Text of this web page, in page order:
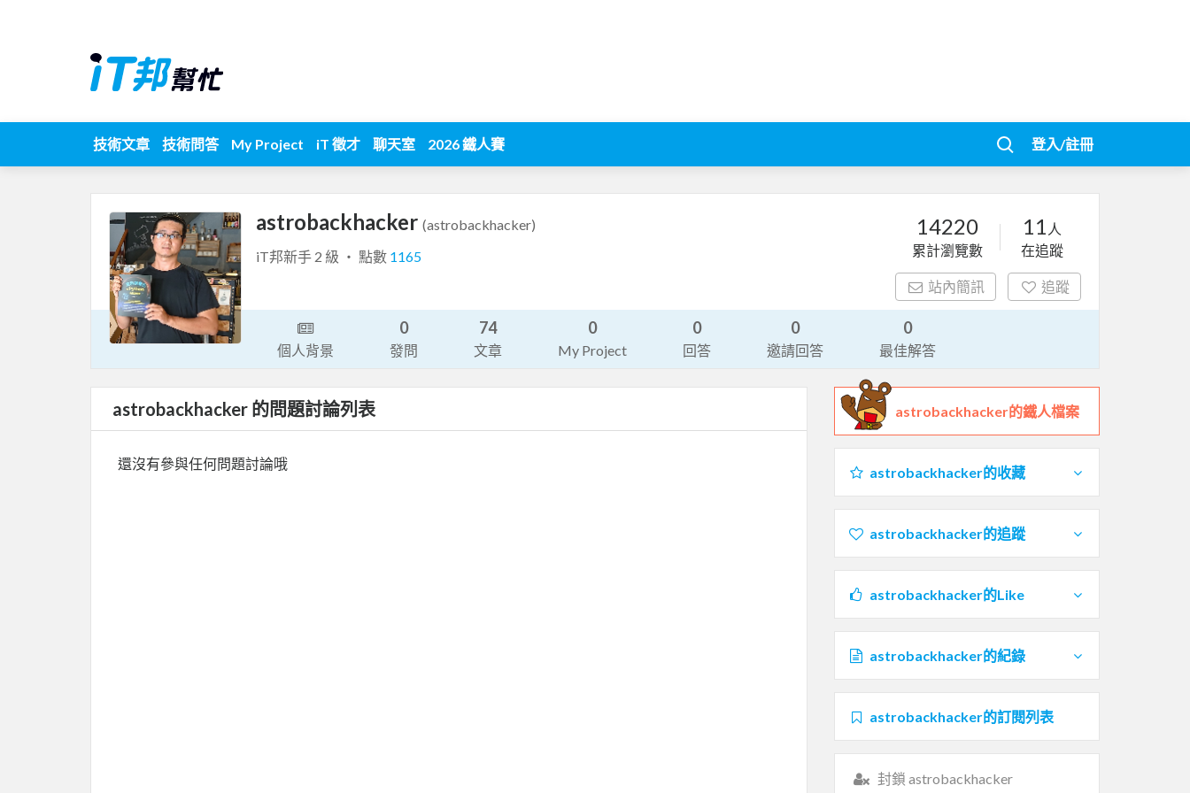
技術文章 技術問答 My Project iT 徵才 聊天室 2026 鐵人賽 登入/註冊
astrobackhacker (astrobackhacker)
iT邦新手 2 級 ‧ 點數 1165
14220
累計瀏覽數
11 人
在追蹤
站內簡訊 追蹤
個人背景
0
發問
74
文章
0
My Project
0
回答
0
邀請回答
0
最佳解答
astrobackhacker 的問題討論列表
還沒有參與任何問題討論哦
astrobackhacker的鐵人檔案
astrobackhacker的收藏
astrobackhacker的追蹤
astrobackhacker的Like
astrobackhacker的紀錄
astrobackhacker的訂閱列表
封鎖 astrobackhacker